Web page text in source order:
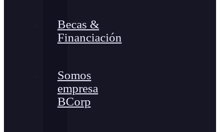
Becas &
Financiación
Somos
empresa
BCorp